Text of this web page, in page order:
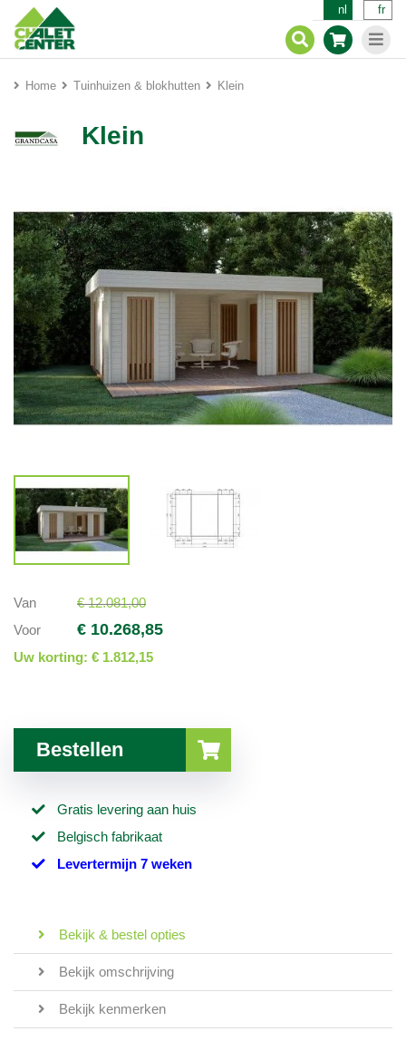
nl fr
Home Tuinhuizen & blokhutten Klein
Klein
Van
€ 12.081,00
Voor
€ 10.268,85
Uw korting: € 1.812,15
Bestellen
Gratis levering aan huis
Belgisch fabrikaat
Levertermijn 7 weken
Bekijk & bestel opties
Bekijk omschrijving
Bekijk kenmerken